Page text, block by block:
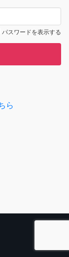
パスワードを表示する
ら